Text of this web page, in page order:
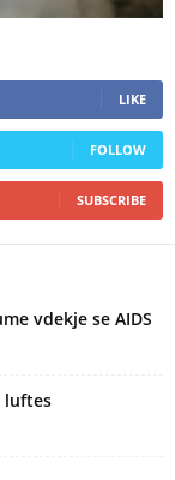
LIKE
FOLLOW
SUBSCRIBE
vdekje se AIDS
luftes